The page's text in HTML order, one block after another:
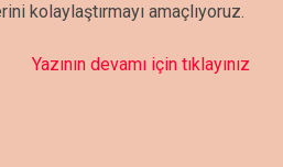
kolaylaştırmayı amaçlıyoruz.
Yazının devamı için tıklayınız